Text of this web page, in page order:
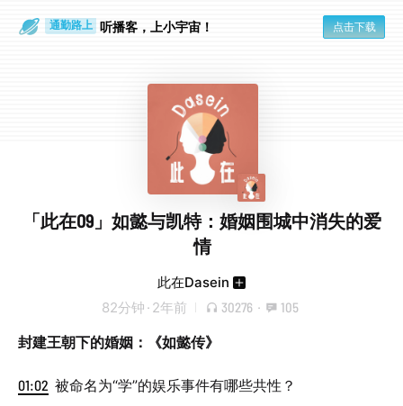
通勤路上 听播客，上小宇宙！ 点击下载
「此在09」如懿与凯特：婚姻围城中消失的爱
情
此在Dasein
82分钟 · 2年前 30276 · 105
封建王朝下的婚姻：《如懿传》
01:02 被命名为“学”的娱乐事件有哪些共性？